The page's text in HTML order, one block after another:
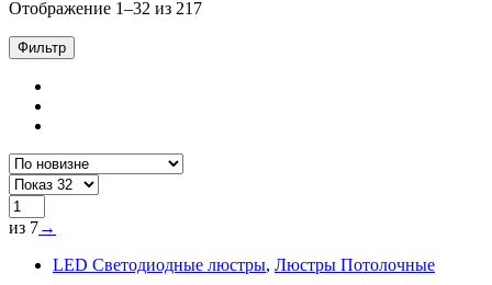
Отображение 1–32 из 217
Фильтр
из 7→
LED Светодиодные люстры, Люстры Потолочные